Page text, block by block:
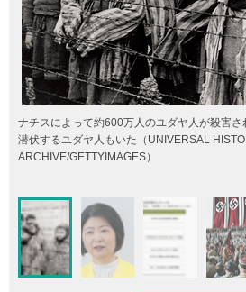
ナチスによって約600万人のユダヤ人が殺害
潜伏するユダヤ人もいた（UNIVERSAL
ARCHIVE/GETTYIMAGES）